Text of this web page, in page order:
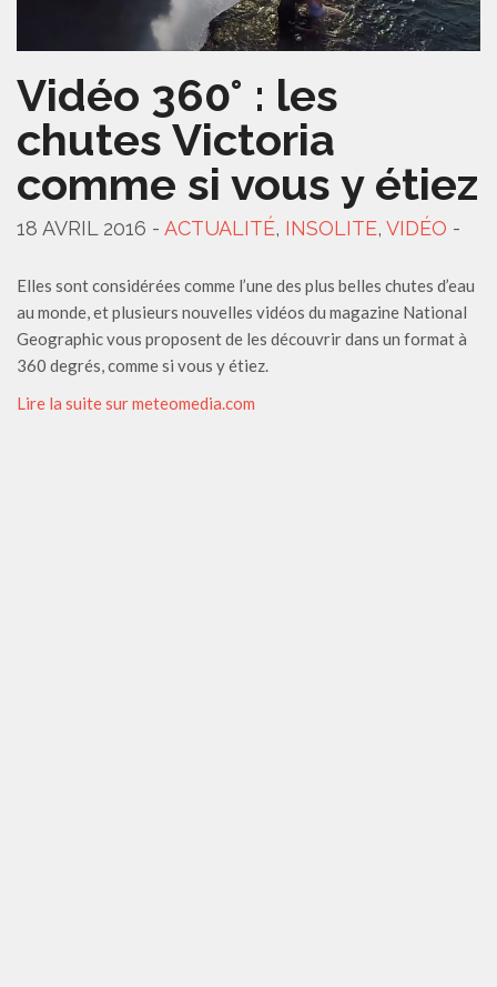
Vidéo 360° : les
chutes Victoria
comme si vous y étiez
18 AVRIL 2016 - ACTUALITÉ, INSOLITE, VIDÉO -
Elles sont considérées comme l’une des plus belles chutes d’eau
au monde, et plusieurs nouvelles vidéos du magazine National
Geographic vous proposent de les découvrir dans un format à
360 degrés, comme si vous y étiez.
Lire la suite sur meteomedia.com